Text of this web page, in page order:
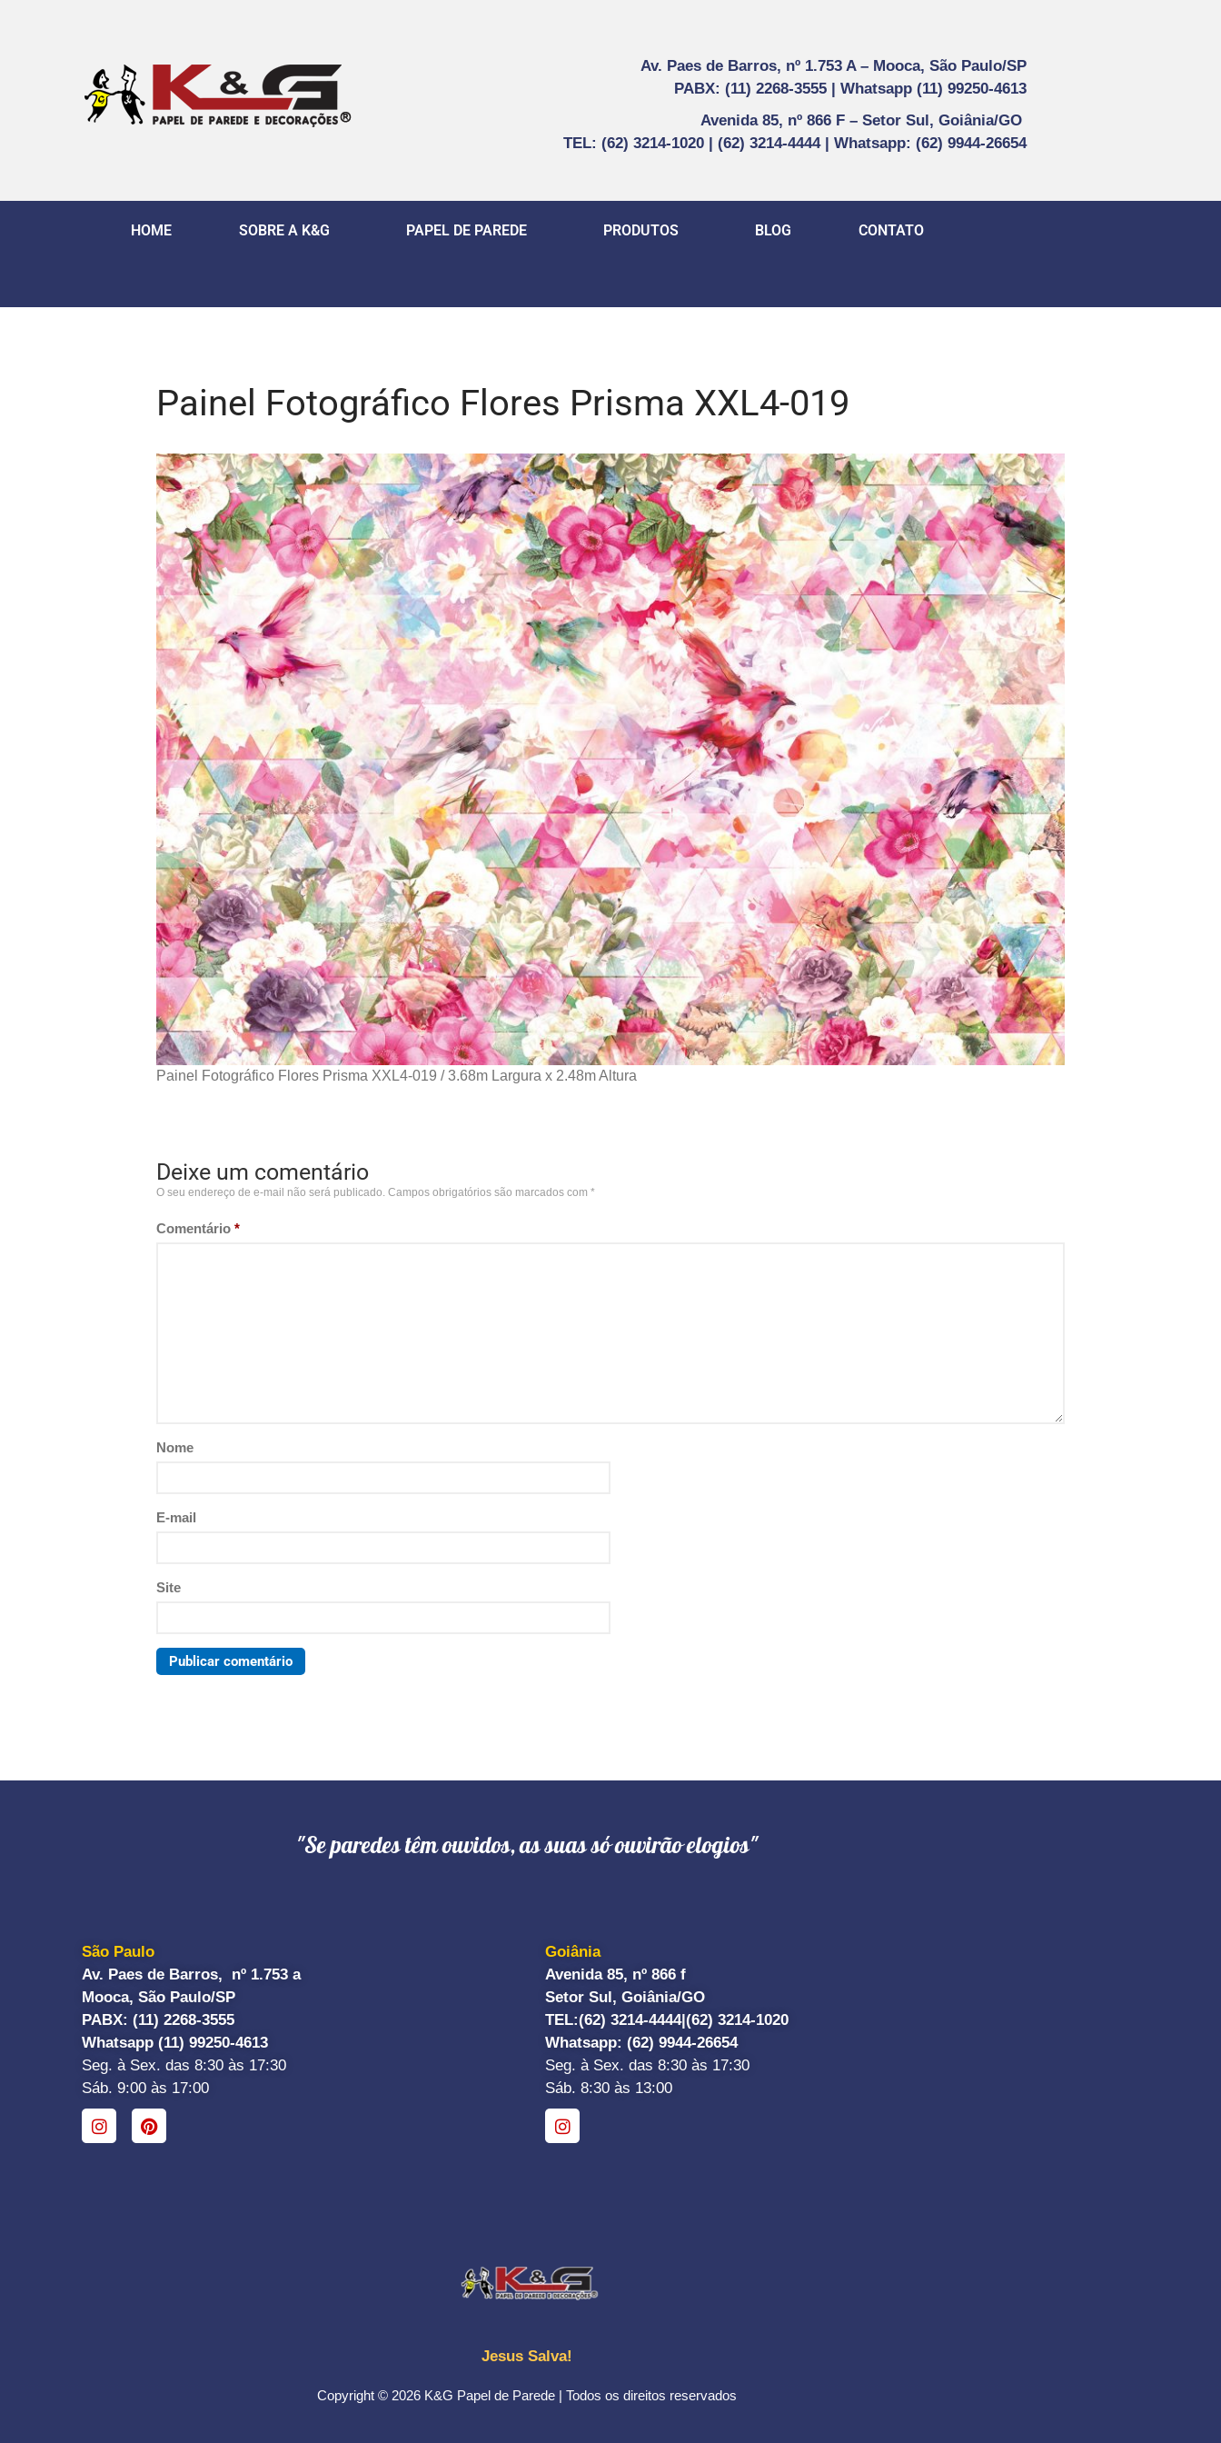
Av. Paes de Barros, nº 1.753 A – Mooca, São Paulo/SP
PABX: (11) 2268-3555 | Whatsapp (11) 99250-4613
Avenida 85, nº 866 F – Setor Sul, Goiânia/GO
TEL: (62) 3214-1020 | (62) 3214-4444 | Whatsapp: (62) 9944-26654
HOME SOBRE A K&G PAPEL DE PAREDE PRODUTOS BLOG CONTATO
Painel Fotográfico Flores Prisma XXL4-019
Painel Fotográfico Flores Prisma XXL4-019 / 3.68m Largura x 2.48m Altura
Deixe um comentário
O seu endereço de e-mail não será publicado. Campos obrigatórios são marcados com *
Comentário *
Nome
E-mail
Site
"Se paredes têm ouvidos, as suas só ouvirão elogios"
São Paulo
Av. Paes de Barros, nº 1.753 a
Mooca, São Paulo/SP
PABX: (11) 2268-3555
Whatsapp (11) 99250-4613
Seg. à Sex. das 8:30 às 17:30
Sáb. 9:00 às 17:00
Goiânia
Avenida 85, nº 866 f
Setor Sul, Goiânia/GO
TEL:(62) 3214-4444|(62) 3214-1020
Whatsapp: (62) 9944-26654
Seg. à Sex. das 8:30 às 17:30
Sáb. 8:30 às 13:00
Jesus Salva!
Copyright © 2026 K&G Papel de Parede | Todos os direitos reservados